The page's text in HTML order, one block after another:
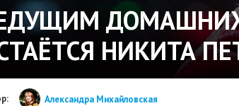
ДОМАШНИХ
НИКИТА
Александра Михайловская